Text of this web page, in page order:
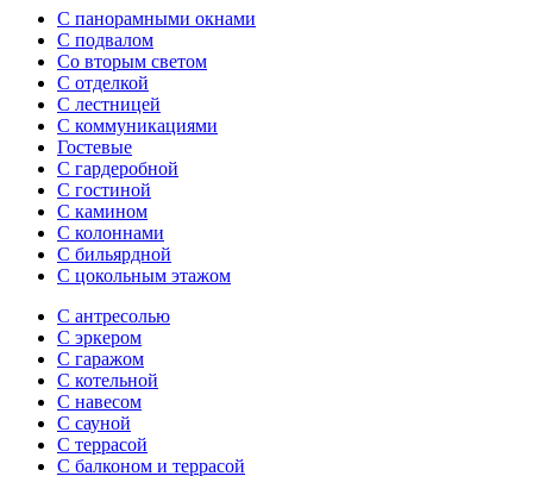
С панорамными окнами
С подвалом
Со вторым светом
С отделкой
С лестницей
С коммуникациями
Гостевые
С гардеробной
С гостиной
С камином
С колоннами
С бильярдной
С цокольным этажом
С антресолью
С эркером
С гаражом
С котельной
С навесом
С сауной
С террасой
С балконом и террасой